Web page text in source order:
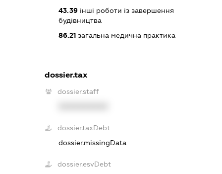
43.39 інші роботи із завершення
будівництва
86.21 загальна медична практика
dossier.tax
dossier.staff
dossier.taxDebt
dossier.missingData
dossier.esvDebt